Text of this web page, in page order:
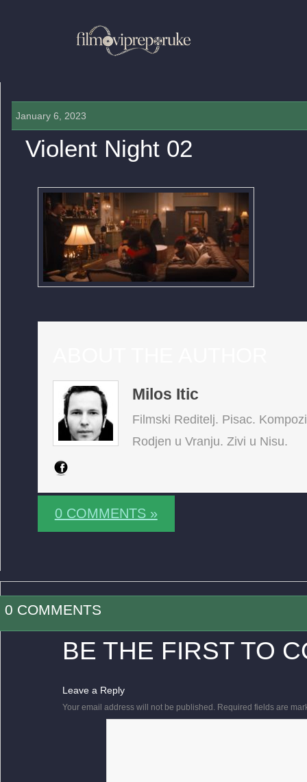
January 6, 2023
0 COMMENTS »
Violent Night 02
Milos Itic
Filmski Reditelj. Pisac.
Rodjen u Vranju. Zivi u Nisu.
0 COMMENTS »
0 COMMENTS
BE THE FIRST TO
Leave a Reply
Your email address will not be published. Required fields are